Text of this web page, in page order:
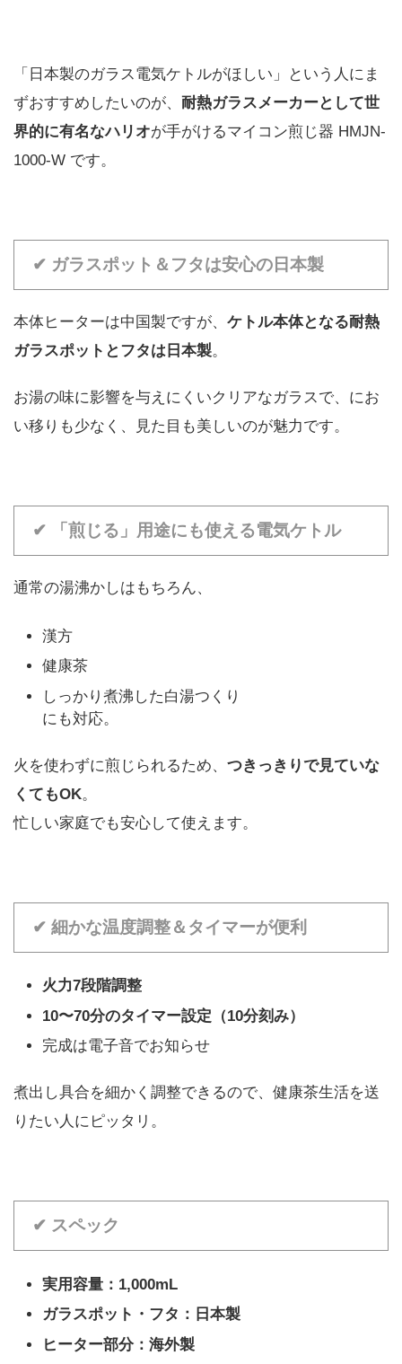
「日本製のガラス電気ケトルがほしい」という人にま
ずおすすめしたいのが、 耐熱ガラスメーカーとして世
界的に有名なハリオが手がけるマイコン煎じ器 HMJN-
1000-W です。
✔ ガラスポット＆フタは安心の日本製
本体ヒーターは中国製ですが、 ケトル本体となる耐熱
ガラスポットとフタは日本製。
お湯の味に影響を与えにくいクリアなガラスで、にお
い移りも少なく、見た目も美しいのが魅力です。
✔ 「煎じる」用途にも使える電気ケトル
通常の湯沸かしはもちろん、
漢方
健康茶
しっかり煮沸した白湯つくり
にも対応。
火を使わずに煎じられるため、 つきっきりで見ていな
くてもOK。
忙しい家庭でも安心して使えます。
✔ 細かな温度調整＆タイマーが便利
火力7段階調整
10〜70分のタイマー設定（10分刻み）
完成は電子音でお知らせ
煮出し具合を細かく調整できるので、健康茶生活を送
りたい人にピッタリ。
✔ スペック
実用容量：1,000mL
ガラスポット・フタ：日本製
ヒーター部分：海外製